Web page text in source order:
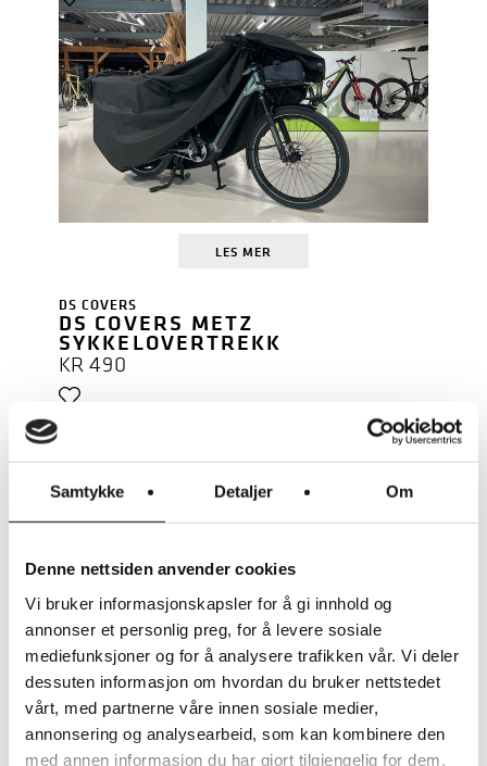
Samtykke Detaljer Om
Denne nettsiden anvender cookies
Vi bruker informasjonskapsler for å gi innhold og
annonser et personlig preg, for å levere sosiale
mediefunksjoner og for å analysere trafikken vår. Vi deler
dessuten informasjon om hvordan du bruker nettstedet
vårt, med partnerne våre innen sosiale medier,
annonsering og analysearbeid, som kan kombinere den
med annen informasjon du har gjort tilgjengelig for dem,
LES MER
BESKYTTER MOT UVÆR OG
TYVERI
DS COVERS
DS COVERS METZ
SYKKELOVERTREKK
KR 490
LES MER
RIESE & MÜLLER
RM MULTITINKER VESKER 2 X